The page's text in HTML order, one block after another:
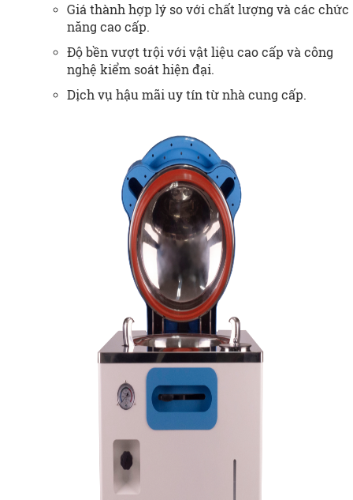
Giá thành hợp lý so với chất lượng và các chức
năng cao cấp.
Độ bền vượt trội với vật liệu cao cấp và công
nghệ kiểm soát hiện đại.
Dịch vụ hậu mãi uy tín từ nhà cung cấp.